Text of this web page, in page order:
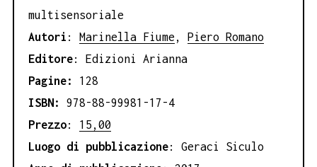
multisensoriale
Autori : Marinella Fiume , Piero Romano
Editore: Edizioni Arianna
Pagine: 128
ISBN: 978-88-99981-17-4
Prezzo: 15,00
Luogo di pubblicazione: Geraci Siculo